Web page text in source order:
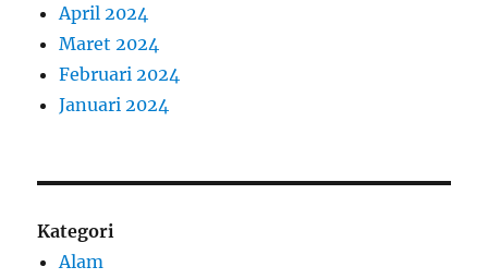
April 2024
Maret 2024
Februari 2024
Januari 2024
Kategori
Alam